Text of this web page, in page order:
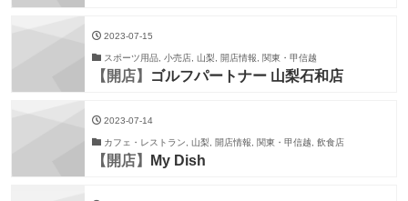
2023-07-15
スポーツ用品, 小売店, 山梨, 開店情報, 関東・甲信越
【開店】 ゴルフパートナー 山梨石和店
2023-07-14
カフェ・レストラン, 山梨, 開店情報, 関東・甲信越, 飲食店
【開店】 My Dish